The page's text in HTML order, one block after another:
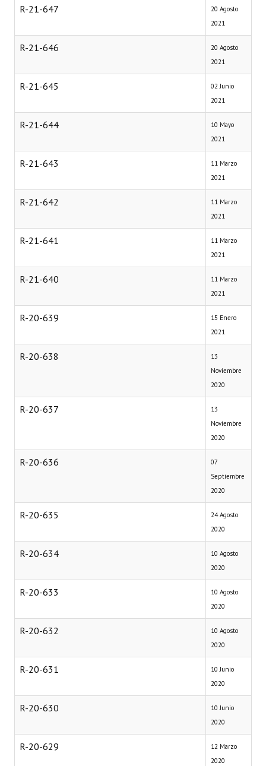
R-21-647
20 Agosto
2021
R-21-646
20 Agosto
2021
R-21-645
02 Junio
2021
R-21-644
10 Mayo
2021
R-21-643
11 Marzo
2021
R-21-642
11 Marzo
2021
R-21-641
11 Marzo
2021
R-21-640
11 Marzo
2021
R-20-639
15 Enero
2021
R-20-638
13
Noviembre
2020
R-20-637
13
Noviembre
2020
R-20-636
07
Septiembre
2020
R-20-635
24 Agosto
2020
R-20-634
10 Agosto
2020
R-20-633
10 Agosto
2020
R-20-632
10 Agosto
2020
R-20-631
10 Junio
2020
R-20-630
10 Junio
2020
R-20-629
12 Marzo
2020